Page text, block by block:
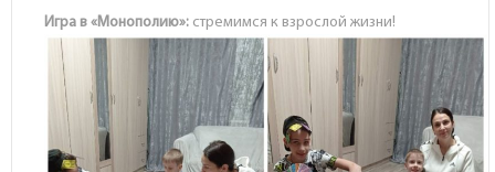
Игра в «Монополию»: стремимся к взрослой жизни!